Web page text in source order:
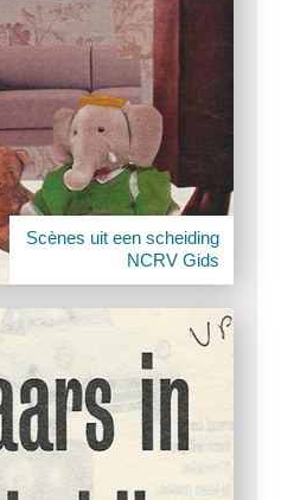
Scènes uit een scheiding
NCRV Gids